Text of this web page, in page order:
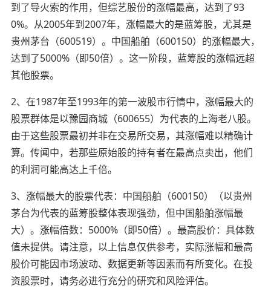
到了导火索的作用，但综艺股份的涨幅最高，达到了93
0%。从2005年到2007年，涨幅最大的是蓝筹股，尤其是
贵州茅台（600519）。中国船舶（600150）的涨幅最大，
达到了5000%（即50倍）。这一阶段，蓝筹股的涨幅远超
其他股票。
2、在1987年至1993年的第一波股市行情中，涨幅最大的
股票群体是以豫园商城（600655）为代表的上海老八股。
由于这些股票最初并非在交易所交易，其涨幅难以精确计
算。传闻中，若那些原始股的持有者在最高点卖出，他们
的利润可能高达上千倍。
3、涨幅最大的股票代表：中国船舶（600150）（以贵州
茅台为代表的蓝筹股整体表现强劲，但中国船舶涨幅最
大）。涨幅倍数：5000%（即50倍）。最高股价：具体数
值未提供。请注意，以上信息仅供参考，实际涨幅和最高
股价可能因市场波动、数据更新等因素而有所变化。在投
资股票时，请务必进行充分的研究和风险评估。